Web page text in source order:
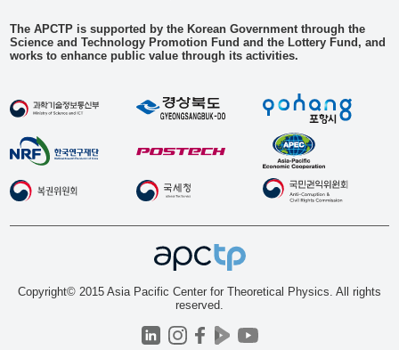
The APCTP is supported by the Korean Government through the
Science and Technology Promotion Fund and the Lottery Fund, and
works to enhance public value through its activities.
Copyright© 2015 Asia Pacific Center for Theoretical Physics. All rights
reserved.